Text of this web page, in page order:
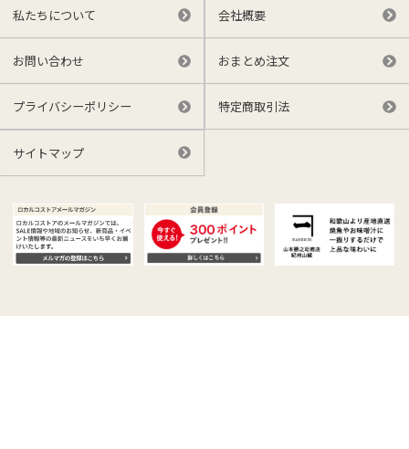
私たちについて 会社概要
お問い合わせ おまとめ注文
プライバシーポリシー 特定商取引法
サイトマップ